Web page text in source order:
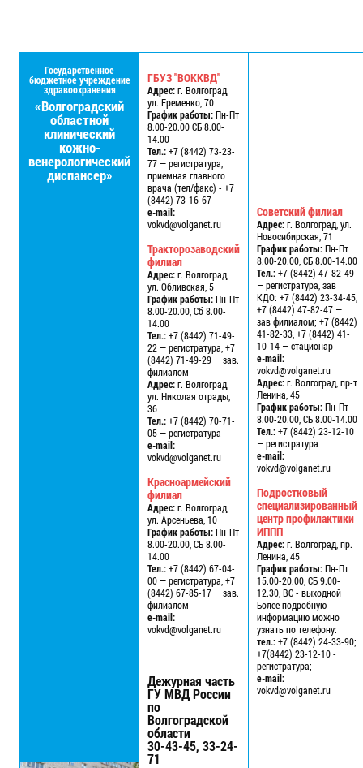
Государственное
бюджетное учреждение
здравоохранения
«Волгоградский
областной
клинический
кожно-
венерологический
диспансер»
ГБУЗ "ВОККВД"
Адрес:г. Волгоград,
ул. Еременко, 70
График работы:Пн-Пт
8.00-20.00 СБ 8.00-
14.00
Тел.:+7 (8442) 73-23-
77 — регистратура,
приемная главного
врача (тел/факс) - +7
(8442) 73-16-67
e-mail:
vokvd@volganet.ru
Тракторозаводский
филиал
Адрес:г. Волгоград,
ул. Обливская, 5
График работы:Пн-Пт
8.00-20.00, Сб 8.00-
14.00
Тел.:+7 (8442) 71-49-
22 — регистратура, +7
(8442) 71-49-29 — зав.
филиалом
Адрес:г. Волгоград,
ул. Николая отрады,
36
Тел.:+7 (8442) 70-71-
05 — регистратура
e-mail:
vokvd@volganet.ru
Красноармейский
филиал
Адрес:г. Волгоград,
ул. Арсеньева, 10
График работы:Пн-Пт
8.00-20.00, СБ 8.00-
14.00
Тел.:+7 (8442) 67-04-
00 — регистратура, +7
(8442) 67-85-17 — зав.
филиалом
e-mail:
vokvd@volganet.ru
Дежурная часть
ГУ МВД России
по
Волгоградской
области
30-43-45, 33-24-
71
Советский филиал
Адрес:г. Волгоград, ул.
Новосибирская, 71
График работы:Пн-Пт
8.00-20.00, СБ 8.00-14.00
Тел.:+7 (8442) 47-82-49
— регистратура, зав
КДО: +7 (8442) 23-34-45,
+7 (8442) 47-82-47 —
зав филиалом; +7 (8442)
41-82-33, +7 (8442) 41-
10-14 — стационар
e-mail:
vokvd@volganet.ru
Адрес:г. Волгоград, пр-т
Ленина, 45
График работы:Пн-Пт
8.00-20.00, СБ 8.00-14.00
Тел.:+7 (8442) 23-12-10
— регистратура
e-mail:
vokvd@volganet.ru
Подростковый
специализированный
центр профилактики
ИППП
Адрес:г. Волгоград, пр.
Ленина, 45
График работы:Пн-Пт
15.00-20.00, СБ 9.00-
12.30, ВС - выходной
Более подробную
информацию можно
узнать по телефону:
тел.:+7 (8442) 24-33-90;
+7(8442) 23-12-10 -
регистратура;
e-mail:
vokvd@volganet.ru